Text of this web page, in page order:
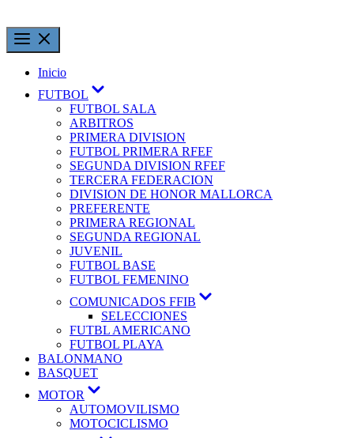
Inicio
FUTBOL
FUTBOL SALA
ARBITROS
PRIMERA DIVISION
FUTBOL PRIMERA RFEF
SEGUNDA DIVISION RFEF
TERCERA FEDERACION
DIVISION DE HONOR MALLORCA
PREFERENTE
PRIMERA REGIONAL
SEGUNDA REGIONAL
JUVENIL
FUTBOL BASE
FUTBOL FEMENINO
COMUNICADOS FFIB
SELECCIONES
FUTBL AMERICANO
FUTBOL PLAYA
BALONMANO
BASQUET
MOTOR
AUTOMOVILISMO
MOTOCICLISMO